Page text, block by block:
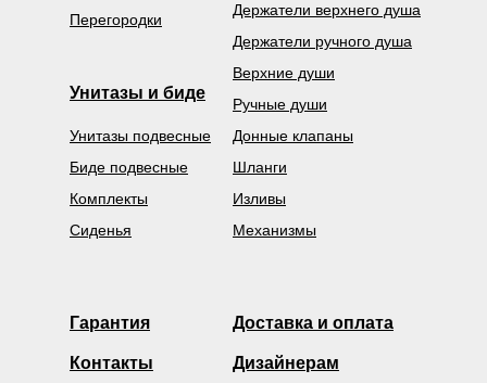
Верхние души
Ручные души
Держатели верхнего душа
Держатели ручного душа
Механизмы
Донные клапаны
Шланги
Изливы
Унитазы и биде
Унитазы подвесные
Биде подвесные
Комплекты
Перегородки
Дизайнерам
Доставка и оплата
Гарантия
Контакты
Сиденья